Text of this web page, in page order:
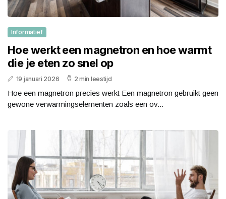
Informatief
Hoe werkt een magnetron en hoe warmt
die je eten zo snel op
19 januari 2026 2 min leestijd
Hoe een magnetron precies werkt Een magnetron gebruikt geen
gewone verwarmingselementen zoals een ov...